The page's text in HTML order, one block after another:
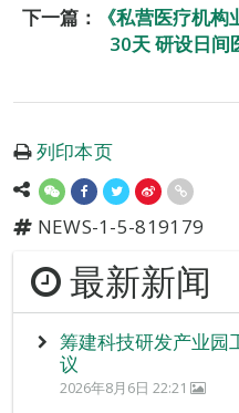
下一篇：
《私营医疗机
30天 研设日
列印本页
NEWS-1-5-819179
最新新闻
筹建科技研发产业园
议
2026年8月6日 22:21